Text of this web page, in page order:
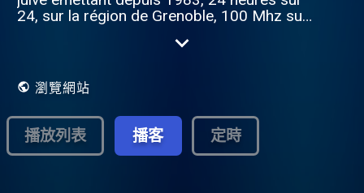
24, sur la région de Grenoble, 100 Mhz sur
瀏覽網站
播放列表 播客 定時